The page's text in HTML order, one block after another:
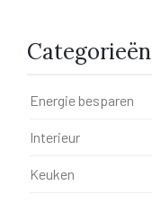
Categorieën
Energie besparen
Interieur
Keuken